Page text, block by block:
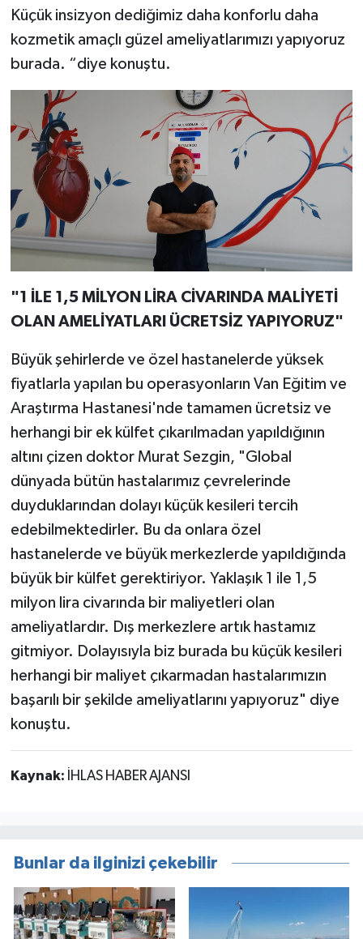
Küçük insizyon dediğimiz daha konforlu daha
kozmetik amaçlı güzel ameliyatlarımızı yapıyoruz
burada. “diye konuştu.
"1 İLE 1,5 MİLYON LİRA CİVARINDA MALİYETİ
OLAN AMELİYATLARI ÜCRETSİZ YAPIYORUZ"
Büyük şehirlerde ve özel hastanelerde yüksek
fiyatlarla yapılan bu operasyonların Van Eğitim ve
Araştırma Hastanesi'nde tamamen ücretsiz ve
herhangi bir ek külfet çıkarılmadan yapıldığının
altını çizen doktor Murat Sezgin, "Global
dünyada bütün hastalarımız çevrelerinde
duyduklarından dolayı küçük kesileri tercih
edebilmektedirler. Bu da onlara özel
hastanelerde ve büyük merkezlerde yapıldığında
büyük bir külfet gerektiriyor. Yaklaşık 1 ile 1,5
milyon lira civarında bir maliyetleri olan
ameliyatlardır. Dış merkezlere artık hastamız
gitmiyor. Dolayısıyla biz burada bu küçük kesileri
herhangi bir maliyet çıkarmadan hastalarımızın
başarılı bir şekilde ameliyatlarını yapıyoruz" diye
konuştu.
Kaynak: İHLAS HABER AJANSI
Bunlar da ilginizi çekebilir